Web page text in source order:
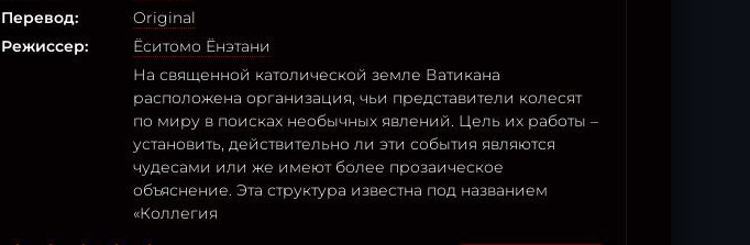
Перевод:
Original
Режиссер:
Ёситомо Ёнэтани
На священной католической земле Ватикана
расположена организация, чьи представители колесят
по миру в поисках необычных явлений. Цель их работы –
установить, действительно ли эти события являются
чудесами или же имеют более прозаическое
объяснение. Эта структура известна под названием
«Коллегия